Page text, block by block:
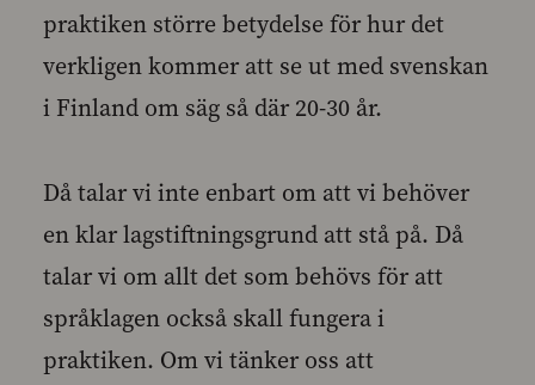
praktiken större betydelse för hur det
verkligen kommer att se ut med svenskan
i Finland om säg så där 20-30 år.
Då talar vi inte enbart om att vi behöver
en klar lagstiftningsgrund att stå på. Då
talar vi om allt det som behövs för att
språklagen också skall fungera i
praktiken. Om vi tänker oss att